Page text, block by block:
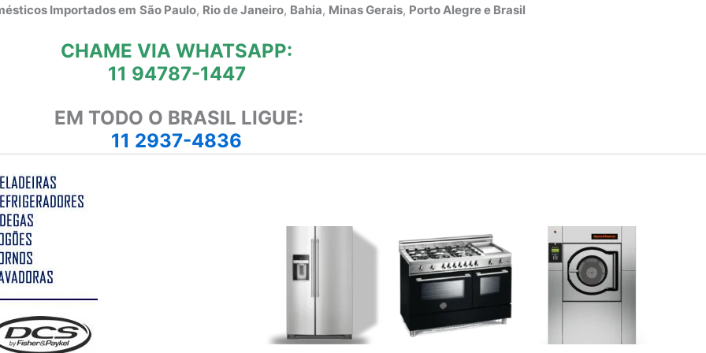
Importados em São Paulo, Rio de Janeiro, Bahia, Minas Gerais, Porto Alegre e Brasil
CHAME VIA WHATSAPP:
11 94787-1447
EM TODO O BRASIL LIGUE:
11 2937-4836